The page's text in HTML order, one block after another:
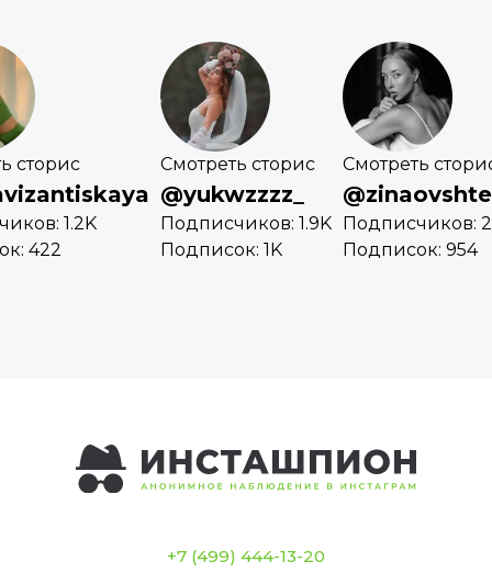
сторис
1.2K
422
Смотреть сторис
@yukwzzzz_
Подписчиков: 1.9K
Подписок: 1K
Смотреть
Подписчиков:
Подписок: 954
+7 (499) 444-13-20